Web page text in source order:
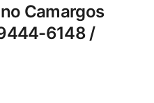
Camargos
6148 /